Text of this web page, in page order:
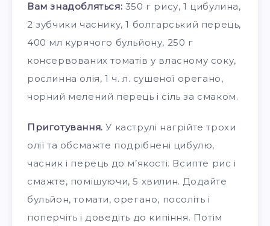
Вам знадобляться: 350 г рису, 1 цибулина,
2 зубчики часнику, 1 болгарський перець,
400 мл курячого бульйону, 250 г
консервованих томатів у власному соку,
рослинна олія, 1 ч. л. сушеної орегано,
чорний мелений перець і сіль за смаком.
Приготування.У каструлі нагрійте трохи
олії та обсмажте подрібнені цибулю,
часник і перець до м’якості. Всипте рис і
смажте, помішуючи, 5 хвилин. Додайте
бульйон, томати, орегано, посоліть і
поперчіть і доведіть до кипіння. Потім